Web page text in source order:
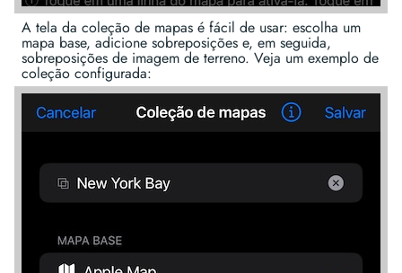
A tela da coleção de mapas é fácil de usar: escolha um
mapa base, adicione sobreposições e, em seguida,
sobreposições de imagem de terreno. Veja um exemplo de
coleção configurada: